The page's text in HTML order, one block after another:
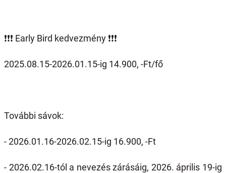
❗️❗️❗️ Early Bird kedvezmény ❗️❗️❗️
2025.08.15-2026.01.15-ig 14.900, -Ft/fő
További sávok:
- 2026.01.16-2026.02.15-ig 16.900, -Ft
- 2026.02.16-tól a nevezés zárásáig, 2026. április 19-ig